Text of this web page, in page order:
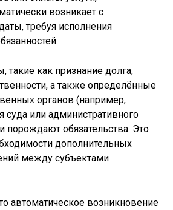
возникает с
требуя исполнения
такие как признание долга,
а также определённые
органов (например,
или административного
порождают обязательства. Это
дополнительных
между субъектами
автоматическое возникновение